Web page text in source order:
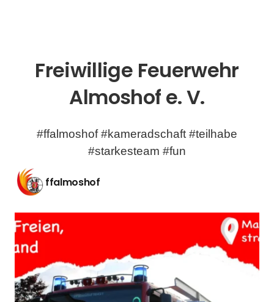
Freiwillige Feuerwehr
Almoshof e. V.
#ffalmoshof #kameradschaft #teilhabe
#starkesteam #fun
ffalmoshof